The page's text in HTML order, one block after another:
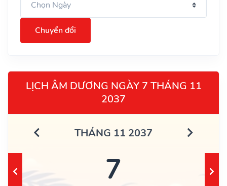
Chuyển đổi
LỊCH ÂM DƯƠNG NGÀY 7 THÁNG 11
2037
THÁNG 11 2037
7